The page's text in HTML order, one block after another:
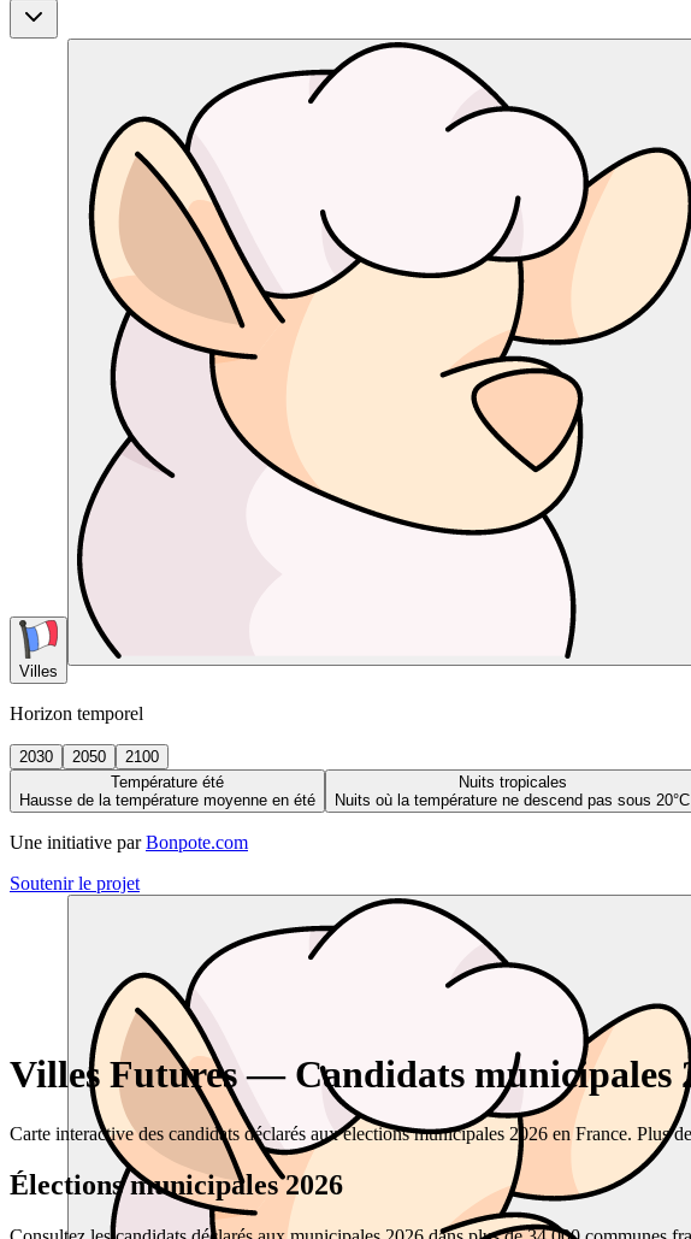
Villes
Horizon temporel
2030 2050
2100
Température été
Hausse de la température moyenne en été
Nuits tropicales
Nuits où la température ne descend pas sous 20°C
Une initiative par Bonpote.com
Soutenir le projet
Villes Futures — Candidats municipales
Carte interactive des candidats déclarés aux élections municipales 2026 en France. Plus
Élections municipales 2026